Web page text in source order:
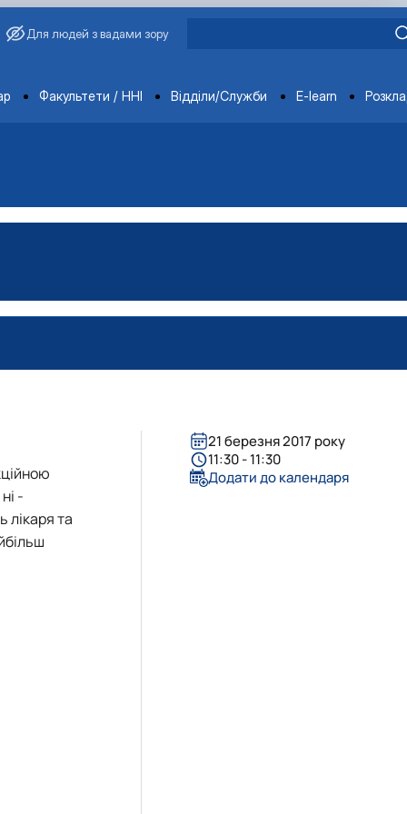
Для людей з вадами зору
Факультети / ННІ Відділи/Служби E-learn
-
лікаря та
21 березня 2017 року
11:30 - 11:30
Додати до календаря